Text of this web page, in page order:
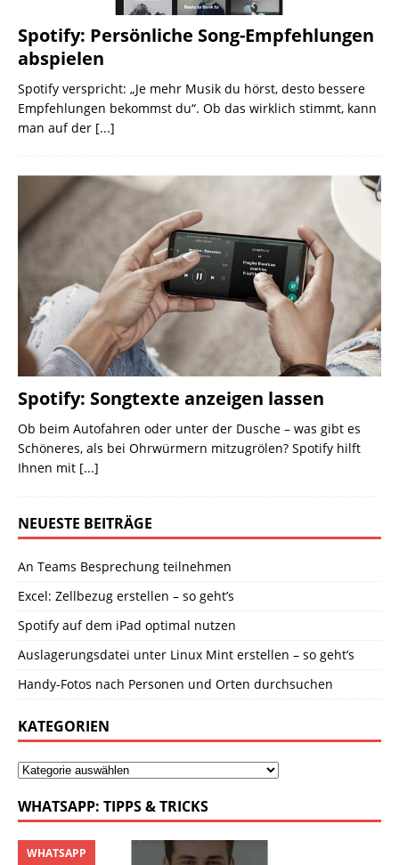
Spotify: Persönliche Song-Empfehlungen
abspielen
Spotify verspricht: „Je mehr Musik du hörst, desto bessere
Empfehlungen bekommst du“. Ob das wirklich stimmt, kann
man auf der [...]
Spotify: Songtexte anzeigen lassen
Ob beim Autofahren oder unter der Dusche – was gibt es
Schöneres, als bei Ohrwürmern mitzugrölen? Spotify hilft
Ihnen mit [...]
NEUESTE BEITRÄGE
An Teams Besprechung teilnehmen
Excel: Zellbezug erstellen – so geht’s
Spotify auf dem iPad optimal nutzen
Auslagerungsdatei unter Linux Mint erstellen – so geht’s
Handy-Fotos nach Personen und Orten durchsuchen
KATEGORIEN
WHATSAPP: TIPPS & TRICKS
WHATSAPP